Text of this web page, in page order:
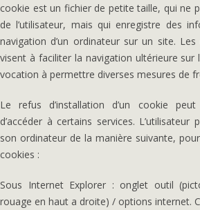
cookie est un fichier de petite taille, qui ne
de l’utilisateur, mais qui enregistre des
navigation d’un ordinateur sur un site.
visent à faciliter la navigation ultérieure
vocation à permettre diverses mesures de
Le refus d’installation d’un cookie peut
d’accéder à certains services.
son ordinateur de la manière suivante,
cookies :
Sous Internet Explorer : onglet outil
rouage en haut a droite) / options internet.